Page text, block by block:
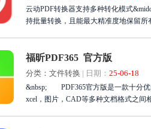
云动PDF转换器支持多种转化模式
持批量转换，且能最大精准度地保留所
福昕PDF365 官方版
分类：文件转换 | 日期： 25-06-18
&nbsp; PDF365官方版是一款十分优
xcel，图片，CAD等多种文档格式之间